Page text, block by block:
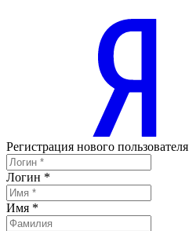
Регистрация нового пользователя
Логин *
Имя *